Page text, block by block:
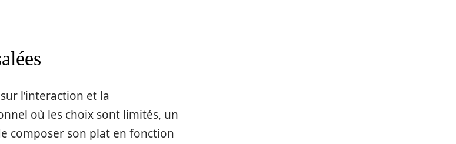
l’interaction et la
où les choix sont limités, un
composer son plat en fonction